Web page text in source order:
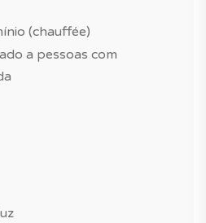
nos.
do imóvel têm carácter
a visita ao imóvel.
(chauffée)
a pessoas com